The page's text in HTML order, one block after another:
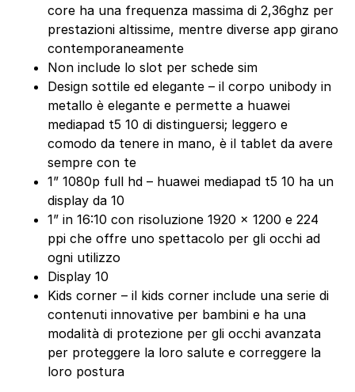
core ha una frequenza massima di 2,36ghz per
prestazioni altissime, mentre diverse app girano
contemporaneamente
Non include lo slot per schede sim
Design sottile ed elegante – il corpo unibody in
metallo è elegante e permette a huawei
mediapad t5 10 di distinguersi; leggero e
comodo da tenere in mano, è il tablet da avere
sempre con te
1” 1080p full hd – huawei mediapad t5 10 ha un
display da 10
1” in 16:10 con risoluzione 1920 x 1200 e 224
ppi che offre uno spettacolo per gli occhi ad
ogni utilizzo
Display 10
Kids corner – il kids corner include una serie di
contenuti innovative per bambini e ha una
modalità di protezione per gli occhi avanzata
per proteggere la loro salute e correggere la
loro postura